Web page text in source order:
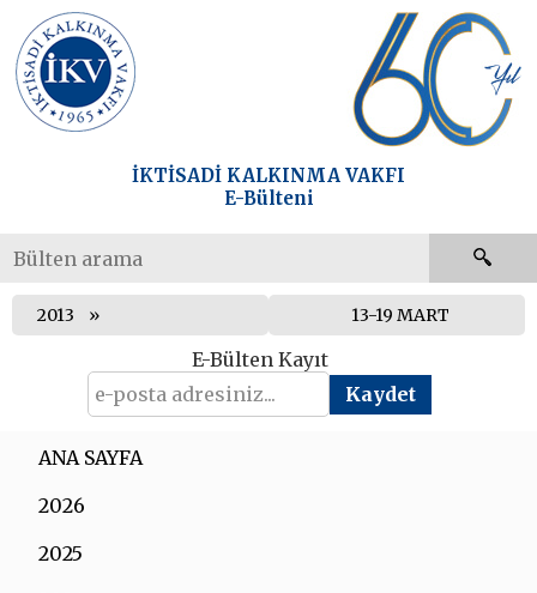
İKTİSADİ KALKINMA VAKFI
E-Bülteni
2013 13-19 MART
E-Bülten Kayıt
ANA SAYFA
2026
2025